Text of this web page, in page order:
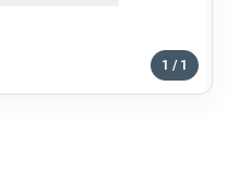
1 / 1